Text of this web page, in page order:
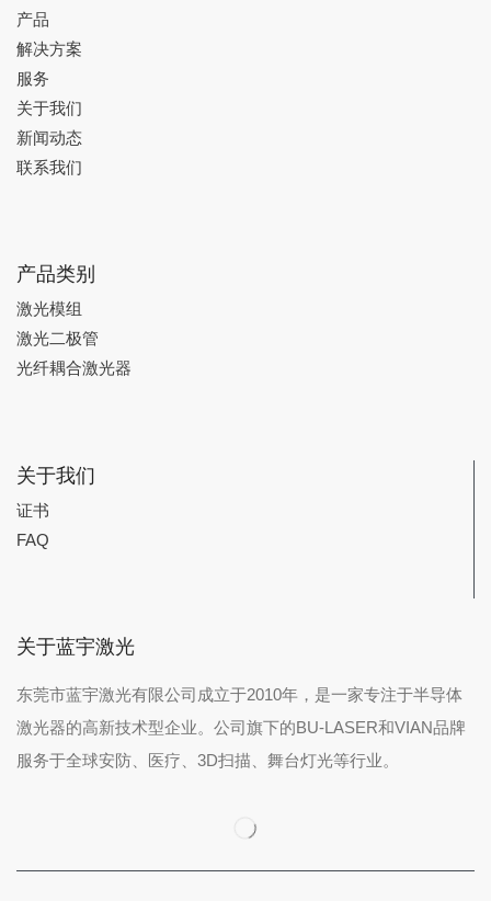
产品
解决方案
服务
关于我们
新闻动态
联系我们
产品类别
激光模组
激光二极管
光纤耦合激光器
关于我们
证书
FAQ
关于蓝宇激光
东莞市蓝宇激光有限公司成立于2010年，是一家专注于半导体
激光器的高新技术型企业。公司旗下的BU-LASER和VIAN品牌
服务于全球安防、医疗、3D扫描、舞台灯光等行业。